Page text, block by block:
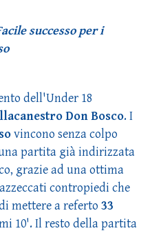
successo per i
dell'Under 18
Don Bosco. I
vincono senza colpo
partita già indirizzata
grazie ad una ottima
contropiedi che
mettere a referto 33
10'. Il resto della partita